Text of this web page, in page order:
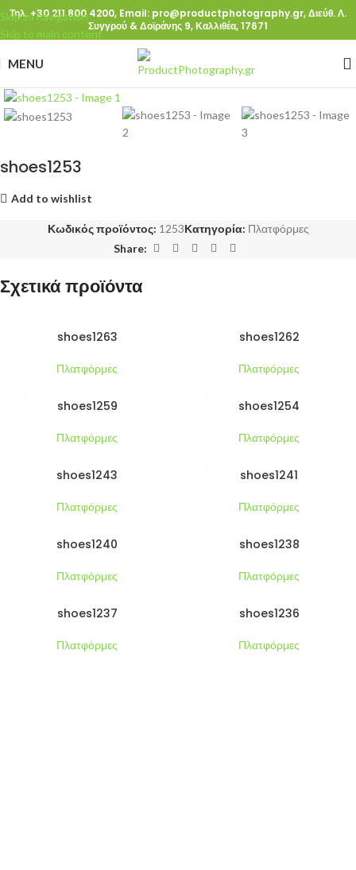
Skip to navigation
Skip to main content
Τηλ. +30 211 800 4200, Email: pro@productphotography.gr,Διεύθ. Λ.
Συγγρού & Δοϊράνης 9, Καλλιθέα, 17671
MENU
shoes1253
Add to wishlist
Κωδικός προϊόντος: 1253Κατηγορία: Πλατφόρμες
Share:
Σχετικά προϊόντα
shoes1263
Πλατφόρμες
shoes1262
Πλατφόρμες
shoes1259
Πλατφόρμες
shoes1254
Πλατφόρμες
shoes1243
Πλατφόρμες
shoes1241
Πλατφόρμες
shoes1240
Πλατφόρμες
shoes1238
Πλατφόρμες
shoes1237
Πλατφόρμες
shoes1236
Πλατφόρμες